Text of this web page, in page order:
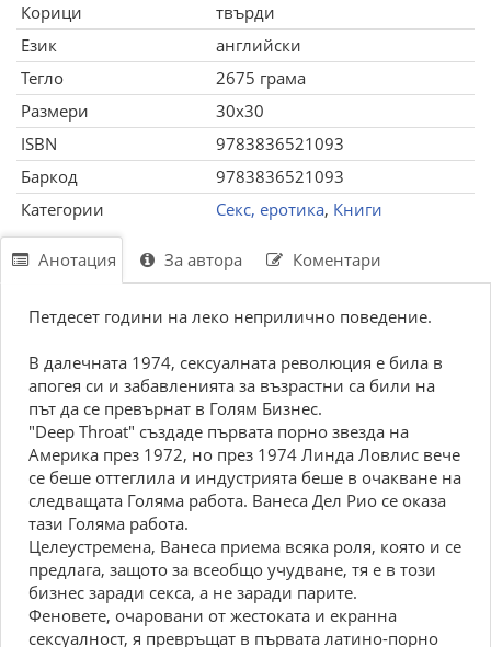
Корици
твърди
Език
английски
Тегло
2675 грама
Размери
30x30
ISBN
9783836521093
Баркод
9783836521093
Категории
Секс, еротика, Книги
Анотация За автора Коментари
Петдесет години на леко неприлично поведение.
В далечната 1974, сексуалната революция е била в
апогея си и забавленията за възрастни са били на
път да се превърнат в Голям Бизнес.
"Deep Throat" създаде първата порно звезда на
Америка през 1972, но през 1974 Линда Ловлис вече
се беше оттеглила и индустрията беше в очакване на
следващата Голяма работа. Ванеса Дел Рио се оказа
тази Голяма работа.
Целеустремена, Ванеса приема всяка роля, която и се
предлага, защото за всеобщо учудване, тя е в този
бизнес заради секса, а не заради парите.
Феновете, очаровани от жестоката и екранна
сексуалност, я превръщат в първата латино-порно